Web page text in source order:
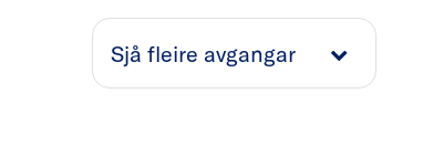
Sjå fleire avgangar